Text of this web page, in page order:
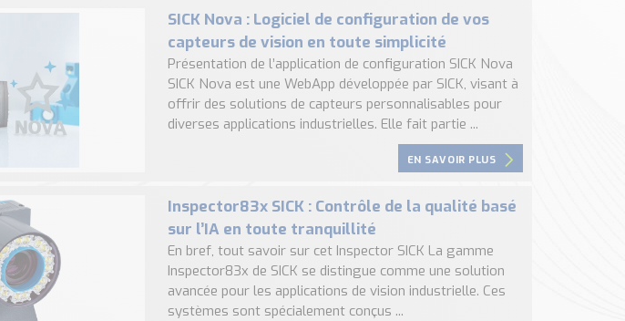
SICK Nova : Logiciel de configuration de vos
capteurs de vision en toute simplicité
Présentation de l’application de configuration SICK Nova
SICK Nova est une WebApp développée par SICK, visant à
offrir des solutions de capteurs personnalisables pour
diverses applications industrielles. Elle fait partie ...
EN SAVOIR PLUS
Inspector83x SICK : Contrôle de la qualité basé
sur l’IA en toute tranquillité
En bref, tout savoir sur cet Inspector SICK La gamme
Inspector83x de SICK se distingue comme une solution
avancée pour les applications de vision industrielle. Ces
systèmes sont spécialement conçus ...